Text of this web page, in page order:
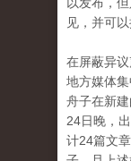
见，并可以
在屏蔽异
地方媒体
舟子在新建
24日晚，
计24篇文